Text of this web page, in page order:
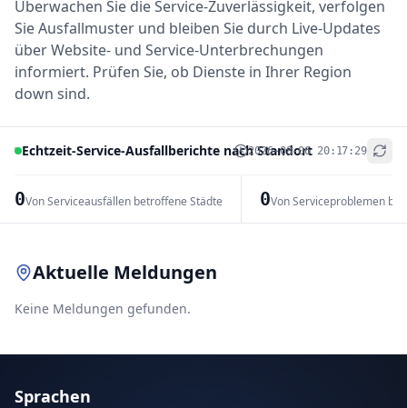
Überwachen Sie die Service-Zuverlässigkeit, verfolgen
Sie Ausfallmuster und bleiben Sie durch Live-Updates
über Website- und Service-Unterbrechungen
informiert. Prüfen Sie, ob Dienste in Ihrer Region
down sind.
Echtzeit-Service-Ausfallberichte nach Standort
2026-08-06 20:17:29
0Von Serviceausfällen betroffene Städte 0Von Serviceproblemen
+
Aktuelle Meldungen
Keine Meldungen gefunden.
Sprachen